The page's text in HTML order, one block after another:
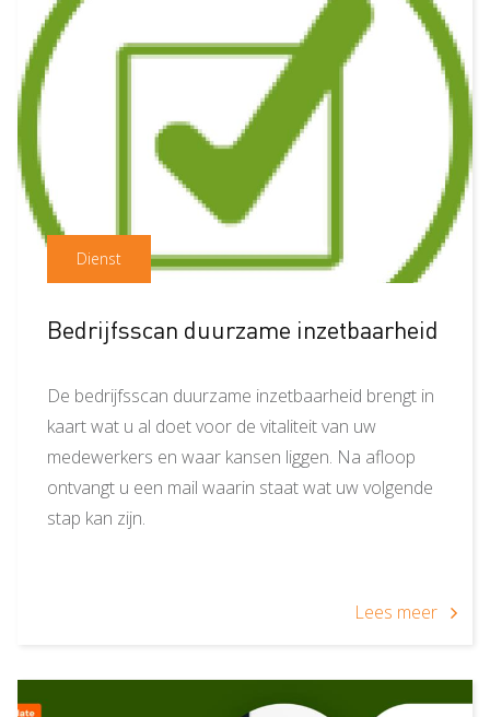
Dienst
Bedrijfsscan duurzame inzetbaarheid
De bedrijfsscan duurzame inzetbaarheid brengt in
kaart wat u al doet voor de vitaliteit van uw
medewerkers en waar kansen liggen. Na afloop
ontvangt u een mail waarin staat wat uw volgende
stap kan zijn.
Lees meer